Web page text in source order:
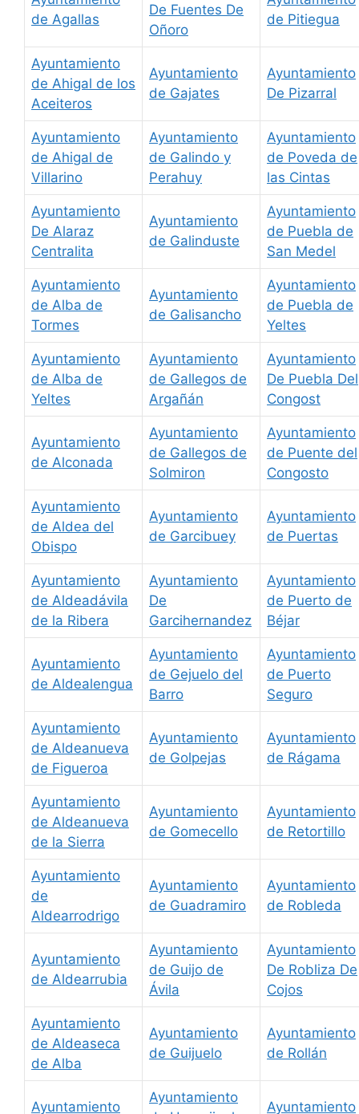
de Agallas
De Fuentes De
Oñoro
de Pitiegua
Ayuntamiento
de Ahigal de los
Aceiteros
Ayuntamiento
de Gajates
Ayuntamiento
De Pizarral
Ayuntamiento
de Ahigal de
Villarino
Ayuntamiento
de Galindo y
Perahuy
Ayuntamiento
de Poveda de
las Cintas
Ayuntamiento
De Alaraz
Centralita
Ayuntamiento
de Galinduste
Ayuntamiento
de Puebla de
San Medel
Ayuntamiento
de Alba de
Tormes
Ayuntamiento
de Galisancho
Ayuntamiento
de Puebla de
Yeltes
Ayuntamiento
de Alba de
Yeltes
Ayuntamiento
de Gallegos de
Argañán
Ayuntamiento
De Puebla Del
Congost
Ayuntamiento
de Alconada
Ayuntamiento
de Gallegos de
Solmiron
Ayuntamiento
de Puente del
Congosto
Ayuntamiento
de Aldea del
Obispo
Ayuntamiento
de Garcibuey
Ayuntamiento
de Puertas
Ayuntamiento
de Aldeadávila
de la Ribera
Ayuntamiento
De
Garcihernandez
Ayuntamiento
de Puerto de
Béjar
Ayuntamiento
de Aldealengua
Ayuntamiento
de Gejuelo del
Barro
Ayuntamiento
de Puerto
Seguro
Ayuntamiento
de Aldeanueva
de Figueroa
Ayuntamiento
de Golpejas
Ayuntamiento
de Rágama
Ayuntamiento
de Aldeanueva
de la Sierra
Ayuntamiento
de Gomecello
Ayuntamiento
de Retortillo
Ayuntamiento
de
Aldearrodrigo
Ayuntamiento
de Guadramiro
Ayuntamiento
de Robleda
Ayuntamiento
de Aldearrubia
Ayuntamiento
de Guijo de
Ávila
Ayuntamiento
De Robliza De
Cojos
Ayuntamiento
de Aldeaseca
de Alba
Ayuntamiento
de Guijuelo
Ayuntamiento
de Rollán
Ayuntamiento
Ayuntamiento
Ayuntamiento